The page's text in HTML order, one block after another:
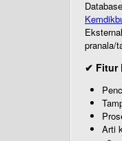
pranala/
✔ Fitur
Arti